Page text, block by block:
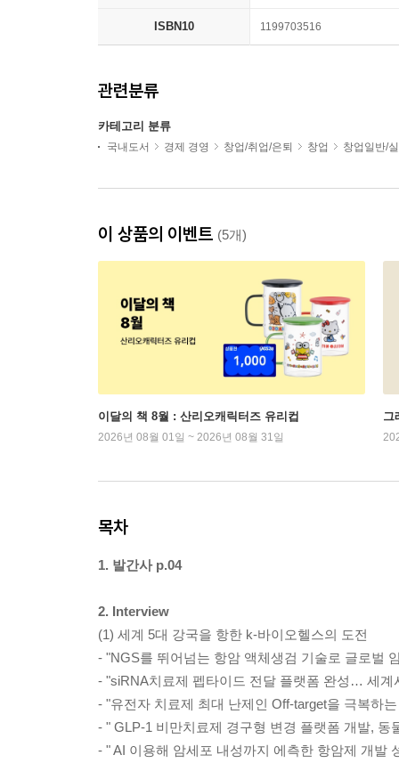
ISBN10 1199703516
관련분류
카테고리 분류
국내도서 경제 경영 창업/취업/은퇴 창업 창업일반/
이 상품의 이벤트 (5개)
이달의 책 8월 : 산리오캐릭터즈 유리컵
2026년 08월 01일 ~ 2026년 08월 31일
그
목차
1. 발간사 p.04
2. Interview
(1) 세계 5대 강국을 항한 k-바이오헬스의 도전
- "NGS를 뛰어넘는 항암 액체생검 기술로 글로벌
- "siRNA치료제 펩타이드 전달 플랫폼 완성… 세
- "유전자 치료제 최대 난제인 Off-target을 극복하
- " GLP-1 비만치료제 경구형 변경 플랫폼 개발,
- " AI 이용해 암세포 내성까지 에측한 항암제 개발